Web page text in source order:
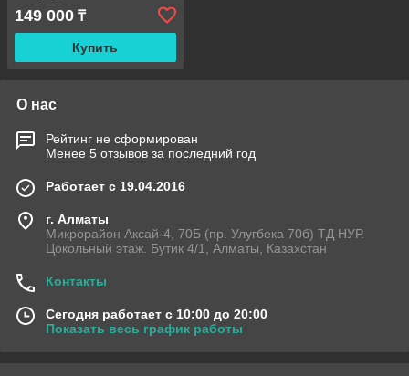
149 000 ₸
Купить
О нас
Рейтинг не сформирован
Менее 5 отзывов за последний год
Работает с 19.04.2016
г. Алматы
Микрорайон Аксай-4, 70Б (пр. Улугбека 70б) ТД НУР.
Цокольный этаж. Бутик 4/1, Алматы, Казахстан
Контакты
Сегодня работает с 10:00 до 20:00
Показать весь график работы